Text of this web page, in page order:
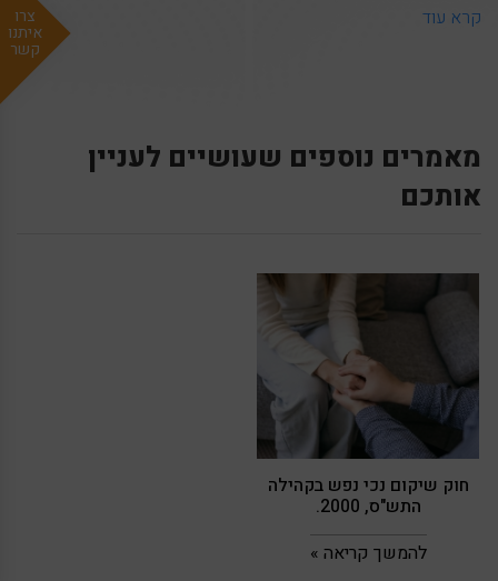
צרו
איתנו
קשר
קרא עוד
מאמרים נוספים שעושיים לעניין
אותכם
חוק שיקום נכי נפש בקהילה
התש"ס, 2000.
להמשך קריאה »